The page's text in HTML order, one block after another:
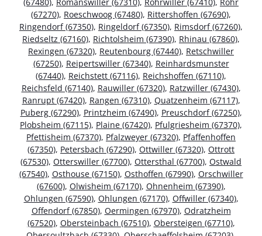
(67270), Roeschwoog (67480), Rittershoffen (67690),
Ringendorf (67350), Ringeldorf (67350), Rimsdorf (67260),
Riedseltz (67160), Richtolsheim (67390), Rhinau (67860),
Rexingen (67320), Reutenbourg (67440), Retschwiller
(67250), Reipertswiller (67340), Reinhardsmunster
(67440), Reichstett (67116), Reichshoffen (67110),
Reichsfeld (67140), Rauwiller (67320), Ratzwiller (67430),
Ranrupt (67420), Rangen (67310), Quatzenheim (67117),
Puberg (67290), Printzheim (67490), Preuschdorf (67250),
Plobsheim (67115), Plaine (67420), Pfulgriesheim (67370),
Pfettisheim (67370), Pfalzweyer (67320), Pfaffenhoffen
(67350), Petersbach (67290), Ottwiller (67320), Ottrott
(67530), Otterswiller (67700), Ottersthal (67700), Ostwald
(67540), Osthouse (67150), Osthoffen (67990), Orschwiller
(67600), Olwisheim (67170), Ohnenheim (67390),
Ohlungen (67590), Ohlungen (67170), Offwiller (67340),
Offendorf (67850), Oermingen (67970), Odratzheim
(67520), Obersteinbach (67510), Obersteigen (67710),